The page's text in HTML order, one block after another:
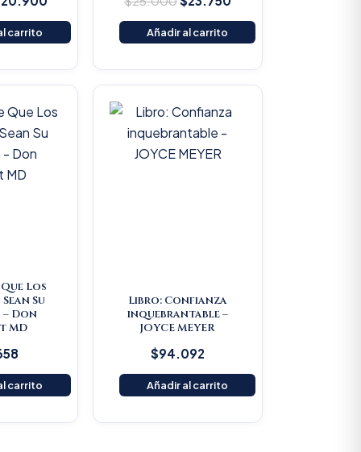
carrito Añadir al carrito
Los
Su
Don
MD
carrito
Libro: Confianza
inquebrantable –
JOYCE MEYER
$94.092
Añadir al carrito